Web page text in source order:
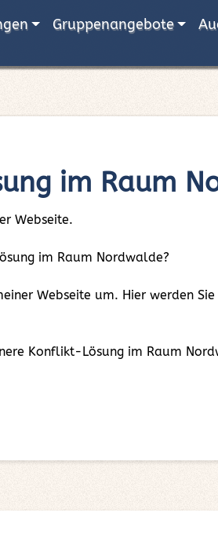
Gruppenangebote
im Raum
Webseite.
im Raum Nordwalde?
Webseite um. Hier werden
Konflikt-Lösung im Raum